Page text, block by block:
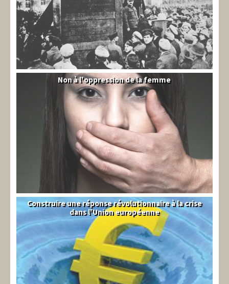
Syrie
Non à l'oppression de la femme
Syndical
Construire une réponse révolutionnaire à la crise
dans l'Union européenne